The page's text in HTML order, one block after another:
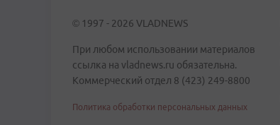
© 1997 - 2026 VLADNEWS
При любом использовании материалов
ссылка на vladnews.ru обязательна.
Коммерческий отдел 8 (423) 249-8800
Политика обработки персональных данных